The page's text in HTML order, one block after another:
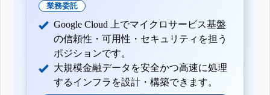
業務委託
Google Cloud 上でマイクロサービス基盤
の信頼性・可用性・セキュリティを担う
ポジションです。
大規模金融データを安全かつ高速に処理
するインフラを設計・構築できます。